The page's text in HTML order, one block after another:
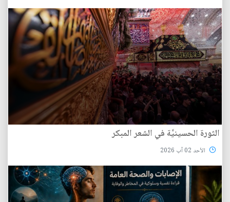
الثورة الحسينيَّة في الشعر المبكر
الأحد 02 آب 2026